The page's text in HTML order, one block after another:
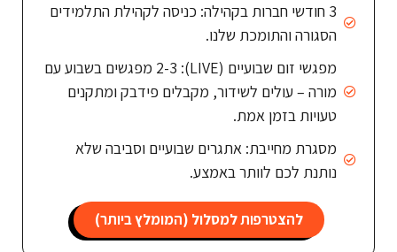
3 חודשי חברות בקהילה: כניסה לקהילת התלמידים
הסגורה והתומכת שלנו.
מפגשי זום שבועיים (LIVE): 2-3 מפגשים בשבוע עם
מורה – עולים לשידור, מקבלים פידבק ומתקנים
טעויות בזמן אמת.
מסגרת מחייבת: אתגרים שבועיים וסביבה שלא
נותנת לכם לוותר באמצע.
להצטרפות למסלול (המומלץ ביותר)